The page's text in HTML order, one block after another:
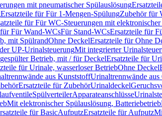
mit pneumatischer Spülauslösung
Ersatzteile für Für 1-Mengen-SpülungZubehör für
für Für WC-Steuerungen mit
Für Wand-WCsFür Stand-WCsErsatzteile für
mit SpülrandOhne DeckelErsatzteile für Ohne
UP-UrinalsteuerungMit integrierter
Betrieb, mit / für DeckelErsatzteile für
für Urinale, wasserloser BetriebOhne Deckel
aus KunststoffUrinaltrennwände aus
Ersatzteile für ZubehörUrinaldeckel
SpülverteilerApparateanschlüsse
Mit elektronischer Spülauslösung, Batteriebetrieb
für BasicAufputzErsatzteile für Aufputz